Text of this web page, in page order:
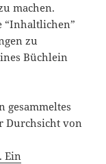
machen.
“Inhaltlichen”
zu
Büchlein
gesammeltes
Durchsicht von
Ein